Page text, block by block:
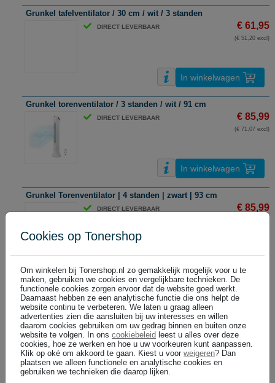
Grunkel tafelventilator / 30 cm / wit / 3 standen
DIRECT LEVERBAAR € 61,95
(€ 51,20 excl)
In winkelwagen
Grunkel torenventilator / 3 standen / wit / 91 cm
DIRECT LEVERBAAR € 85,99
(€ 71,07 excl)
In winkelwagen
Grunkel Torenventilator | 4 standen | zwart | 93 cm
DIRECT LEVERBAAR € 85,99
HomeVero Luchtkoeler en Verwarmer / tot 10m2
DIRECT LEVERBAAR € 102,50
In winkelwagen
LGP 3-in-1 Ventilator / verstelbaar / 3 standen / zwart
Cookies op Tonershop
Om winkelen bij Tonershop.nl zo gemakkelijk mogelijk voor u te
maken, gebruiken we cookies en vergelijkbare technieken. De
functionele cookies zorgen ervoor dat de website goed werkt.
Daarnaast hebben ze een analytische functie die ons helpt de
website continu te verbeteren. We laten u graag alleen
advertenties zien die aansluiten bij uw interesses en willen
daarom cookies gebruiken om uw gedrag binnen en buiten onze
website te volgen. In ons cookiebeleid leest u alles over deze
cookies, hoe ze werken en hoe u uw voorkeuren kunt aanpassen.
Klik op oké om akkoord te gaan. Kiest u voor weigeren? Dan
plaatsen we alleen functionele en analytische cookies en
gebruiken we technieken die daarop lijken.